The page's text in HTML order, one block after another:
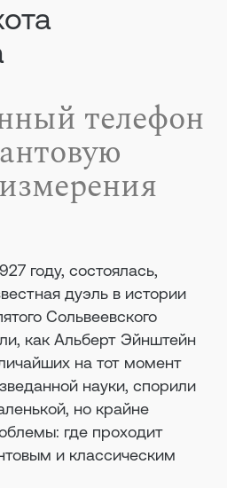
телефон
году, состоялась,
дуэль в истории
Сольвеевского
как Альберт Эйнштейн
на тот момент
науки, спорили
но крайне
где проходит
и классическим